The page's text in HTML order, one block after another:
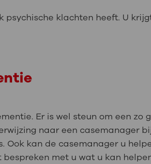
klachten heeft. U
Er is wel steun om een zo
naar een casemanager
Ook kan de casemanager u
met u wat u kan